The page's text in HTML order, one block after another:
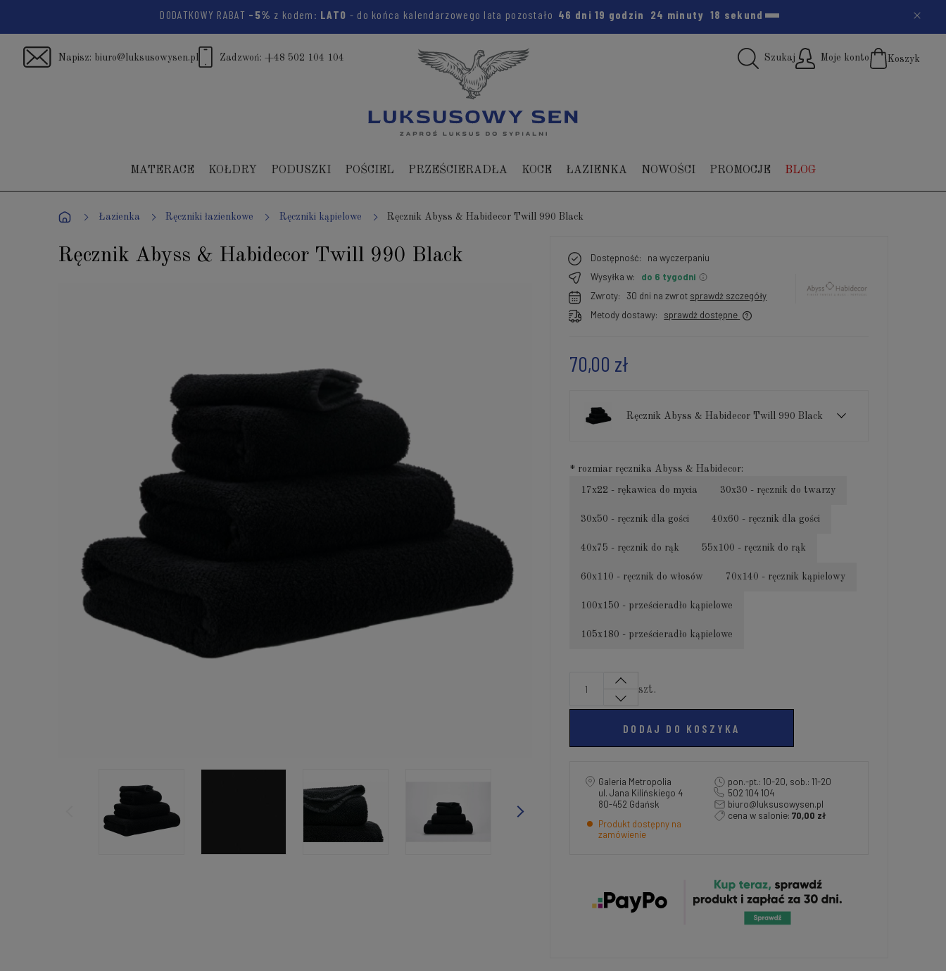
DODATKOWY RABAT -5% z kodem: LATO - do końca kalendarzowego lata pozostało 46 dni 19 godzin 24 minuty 18 sekund
Napisz: biuro@luksusowysen.pl Zadzwoń: +48 502 104 104 Szukaj Moje konto Koszyk
MATERACE KOŁDRY PODUSZKI POŚCIEL PRZEŚCIERADŁA KOCE ŁAZIENKA NOWOŚCI PROMOCJE BLOG
Łazienka Ręczniki łazienkowe Ręczniki kąpielowe Ręcznik Abyss & Habidecor Twill 990 Black
Ręcznik Abyss & Habidecor Twill 990 Black Dostępność:
na wyczerpaniu
Wysyłka w:
do 6 tygodni
Zwroty:
30 dni na zwrot sprawdź szczegóły
Metody dostawy:
sprawdź dostępne
70,00 zł
Ręcznik Abyss & Habidecor Twill 990 Black
*rozmiar ręcznika Abyss & Habidecor:
17x22 - rękawica do mycia 30x30 - ręcznik do twarzy
30x50 - ręcznik dla gości 40x60 - ręcznik dla gości
40x75 - ręcznik do rąk 55x100 - ręcznik do rąk
60x110 - ręcznik do włosów 70x140 - ręcznik kąpielowy
100x150 - prześcieradło kąpielowe
105x180 - prześcieradło kąpielowe
szt.
DODAJ DO KOSZYKA
Galeria Metropolia
ul. Jana Kilińskiego 4
80-452 Gdańsk
Produkt dostępny na
zamówienie
pon.-pt.: 10-20, sob.: 11-20
502 104 104
biuro@luksusowysen.pl
cena w salonie: 70,00 zł